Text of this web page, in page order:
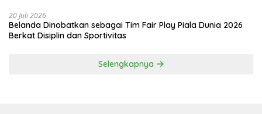
20 Juli 2026
Belanda Dinobatkan sebagai Tim Fair Play Piala Dunia 2026
Berkat Disiplin dan Sportivitas
Selengkapnya